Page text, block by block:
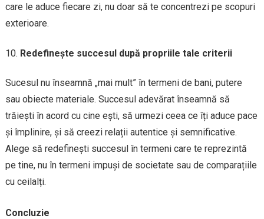
care le aduce fiecare zi, nu doar să te concentrezi pe scopuri
exterioare.
Redefinește succesul după propriile tale criterii
Sucesul nu înseamnă „mai mult” în termeni de bani, putere
sau obiecte materiale. Succesul adevărat înseamnă să
trăiești în acord cu cine ești, să urmezi ceea ce îți aduce pace
și împlinire, și să creezi relații autentice și semnificative.
Alege să redefinești succesul în termeni care te reprezintă
pe tine, nu în termeni impuși de societate sau de comparațiile
cu ceilalți.
Concluzie